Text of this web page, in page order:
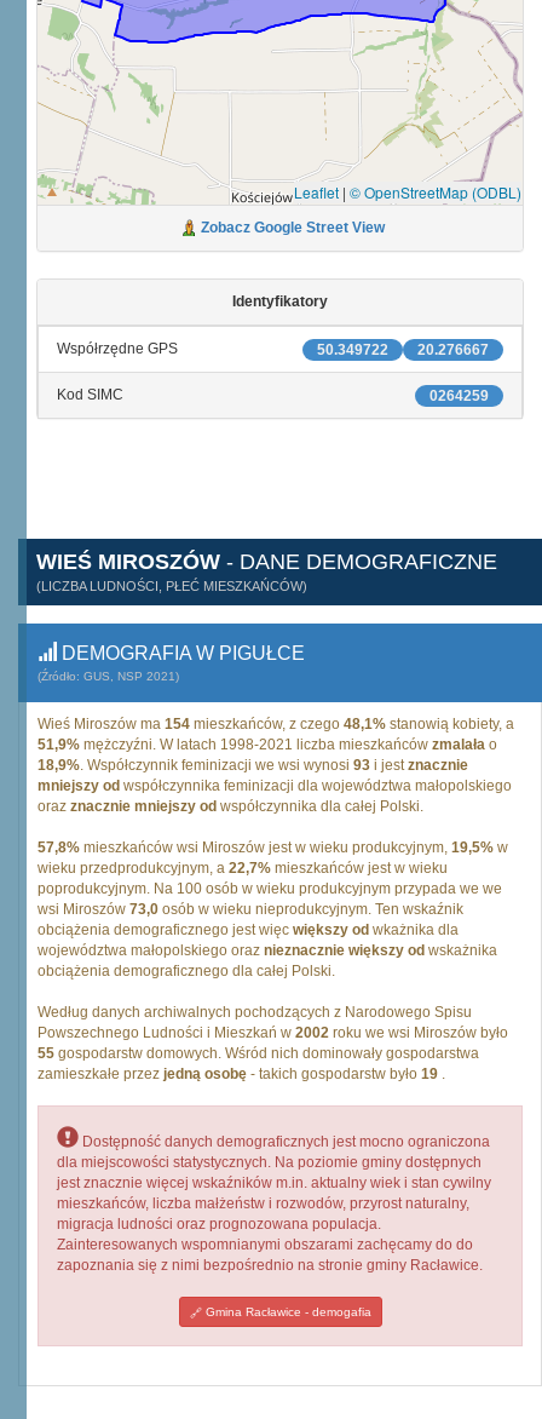
Leaflet | © OpenStreetMap (ODBL)
Zobacz Google Street View
Identyfikatory
20.276667
50.349722
Współrzędne GPS
0264259
Kod SIMC
WIEŚ MIROSZÓW - DANE DEMOGRAFICZNE
(LICZBA LUDNOŚCI, PŁEĆ MIESZKAŃCÓW)
DEMOGRAFIA W PIGUŁCE
(Źródło: GUS, NSP 2021)
Wieś Miroszów ma 154 mieszkańców, z czego 48,1% stanowią kobiety, a
51,9% mężczyźni. W latach 1998-2021 liczba mieszkańców zmalała o
18,9%. Współczynnik feminizacji we wsi wynosi 93 i jestznacznie
mniejszy od współczynnika feminizacji dla województwa małopolskiego
oraz znacznie mniejszy od współczynnika dla całej Polski.
57,8% mieszkańców wsi Miroszów jest w wieku produkcyjnym, 19,5% w
wieku przedprodukcyjnym, a 22,7% mieszkańców jest w wieku
poprodukcyjnym. Na 100 osób w wieku produkcyjnym przypada we we
wsi Miroszów 73,0 osób w wieku nieprodukcyjnym. Ten wskaźnik
obciążenia demograficznego jest więc większy od wkażnika dla
województwa małopolskiego oraz nieznacznie większy od wskażnika
obciążenia demograficznego dla całej Polski.
Według danych archiwalnych pochodzących z Narodowego Spisu
Powszechnego Ludności i Mieszkań w 2002 roku we wsi Miroszów było
55 gospodarstw domowych. Wśród nich dominowały gospodarstwa
zamieszkałe przez jedną osobę - takich gospodarstw było 19 .
Dostępność danych demograficznych jest mocno ograniczona
dla miejscowości statystycznych. Na poziomie gminy dostępnych
jest znacznie więcej wskaźników m.in. aktualny wiek i stan cywilny
mieszkańców, liczba małżeństw i rozwodów, przyrost naturalny,
migracja ludności oraz prognozowana populacja.
Zainteresowanych wspomnianymi obszarami zachęcamy do do
zapoznania się z nimi bezpośrednio na stronie gminy Racławice.
Gmina Racławice - demogafia